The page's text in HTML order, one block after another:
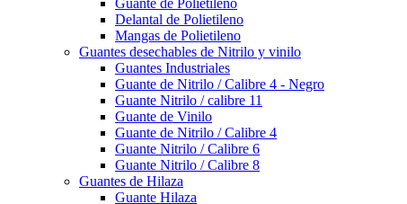
Guante de Polietileno
Delantal de Polietileno
Mangas de Polietileno
Guantes desechables de Nitrilo y vinilo
Guantes Industriales
Guante de Nitrilo / Calibre 4 - Negro
Guante Nitrilo / calibre 11
Guante de Vinilo
Guante de Nitrilo / Calibre 4
Guante Nitrilo / Calibre 6
Guante Nitrilo / Calibre 8
Guantes de Hilaza
Guante Hilaza